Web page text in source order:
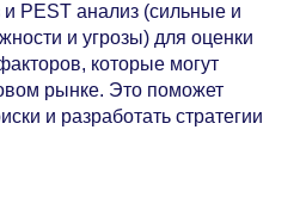
PEST анализ (сильные и
и угрозы) для оценки
которые могут
рынке. Это поможет
и разработать стратегии